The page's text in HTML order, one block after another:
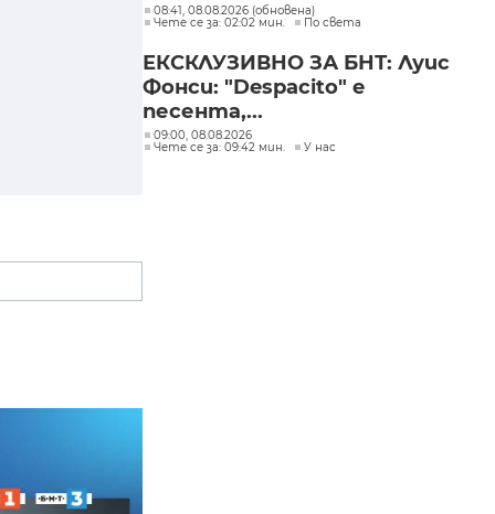
08:41, 08.08.2026 (обновена)
Чете се за: 02:02 мин.
По света
ЕКСКЛУЗИВНО ЗА БНТ: Луис
Фонси: "Despacito" е
песента,...
09:00, 08.08.2026
Чете се за: 09:42 мин.
У нас